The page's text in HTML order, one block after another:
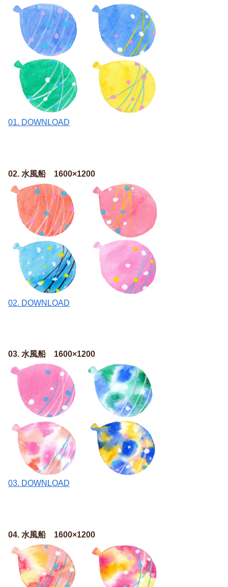
01. DOWNLOAD
02. 水風船 1600×1200
02. DOWNLOAD
03. 水風船 1600×1200
03. DOWNLOAD
04. 水風船 1600×1200